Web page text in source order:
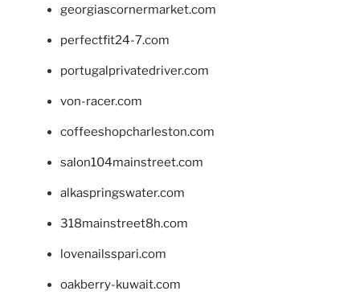
georgiascornermarket.com
perfectfit24-7.com
portugalprivatedriver.com
von-racer.com
coffeeshopcharleston.com
salon104mainstreet.com
alkaspringswater.com
318mainstreet8h.com
lovenailsspari.com
oakberry-kuwait.com